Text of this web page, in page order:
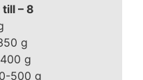
– 8
g
400 g
500 g